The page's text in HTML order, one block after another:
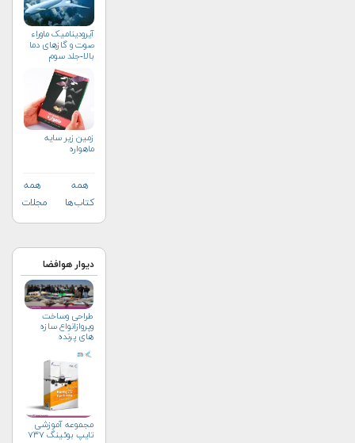
آیرودینامیک ماوراء
صوت و گازهای دما
بالا-جلد سوم
زمین زیر سایه
ماهواره
همه
کتاب‌ها
همه
مجلات
دیوار هوافضا
طراحی وساخت
وپروازانواع سازه
های پرنده
مجموعه آموزشی
تایپ بوئینگ ۷۳۷